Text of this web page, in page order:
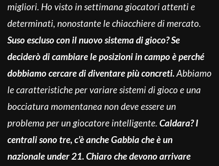
migliori. Ho visto in settimana giocatori attenti e
determinati, nonostante le chiacchiere di mercato.
Suso escluso con il nuovo sistema di gioco? Se
deciderò di cambiare le posizioni in campo è perché
dobbiamo cercare di diventare più concreti.Abbiamo
le caratteristiche per variare sistemi di gioco e una
bocciatura momentanea non deve essere un
problema per un giocatore intelligente. Caldara? I
centrali sono tre, c’è anche Gabbia che è un
nazionale under 21. Chiaro che devono arrivare